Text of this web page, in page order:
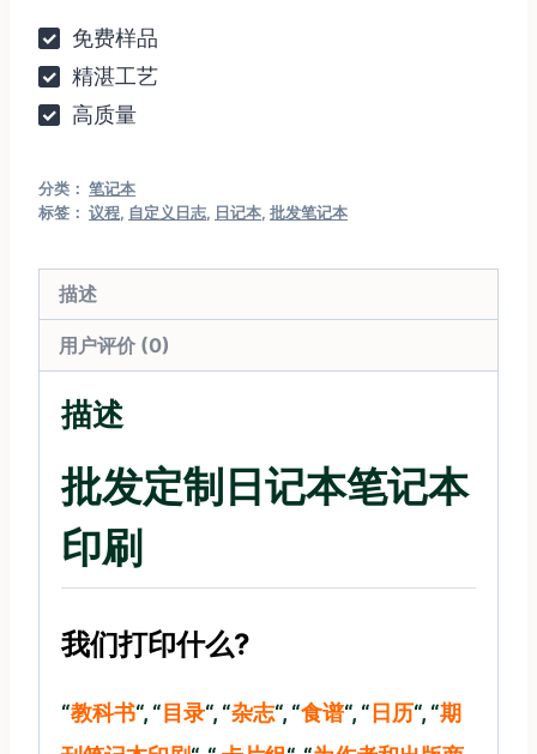
免费样品
精湛工艺
高质量
分类： 笔记本
标签： 议程, 自定义日志, 日记本, 批发笔记本
描述
用户评价 (0)
描述
批发定制日记本笔记本
印刷
我们打印什么?
“教科书“, “目录“, “杂志“, “食谱“, “日历“, “期